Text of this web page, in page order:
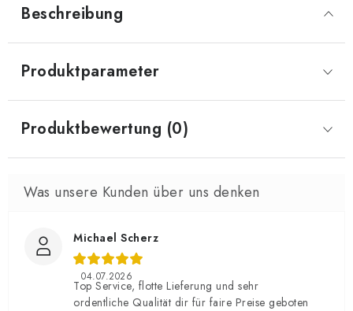
Beschreibung
Produktparameter
Produktbewertung (0)
Michael Scherz
04.07.2026
Top Service, flotte Lieferung und sehr
ordentliche Qualität dir für faire Preise geboten